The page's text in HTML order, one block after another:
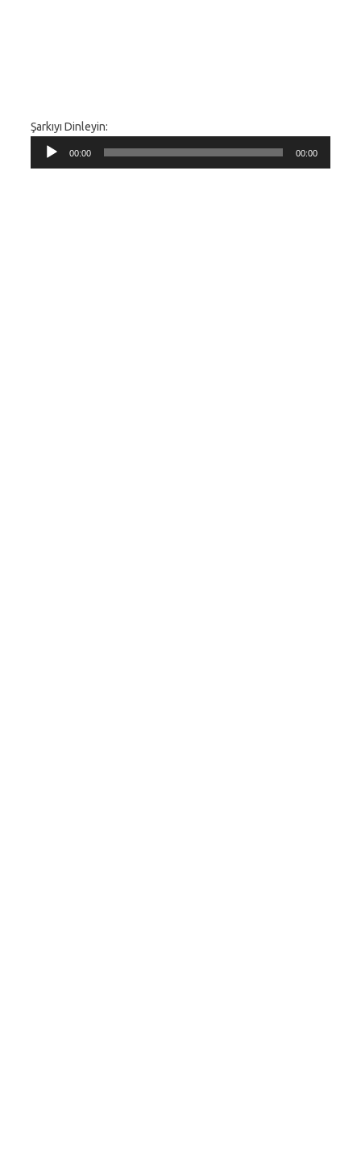
Şarkıyı Dinleyin:
Ses
00:00 00:00